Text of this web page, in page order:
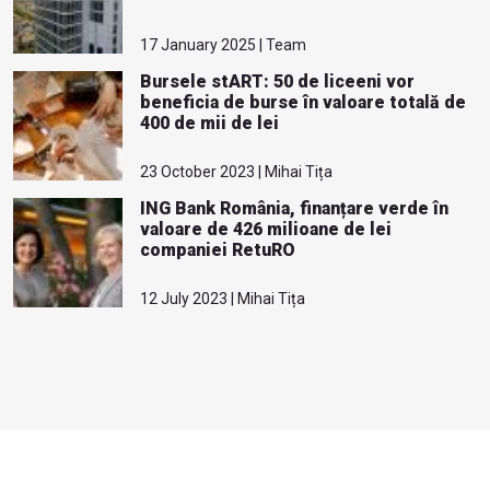
17 January 2025 | Team
Bursele stART: 50 de liceeni vor
beneficia de burse în valoare totală de
400 de mii de lei
23 October 2023 | Mihai Tița
ING Bank România, finanțare verde în
valoare de 426 milioane de lei
companiei RetuRO
12 July 2023 | Mihai Tița